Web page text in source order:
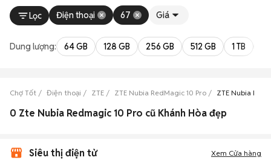
Lọc Điện thoại 67 Giá
Dung lượng: 64 GB 128 GB 256 GB 512 GB 1 TB
Chợ Tốt Điện thoại ZTE ZTE Nubia RedMagic 10 Pro ZTE Nubia
0 Zte Nubia Redmagic 10 Pro cũ Khánh Hòa đẹp
Siêu thị điện tử Xem Cửa hàng